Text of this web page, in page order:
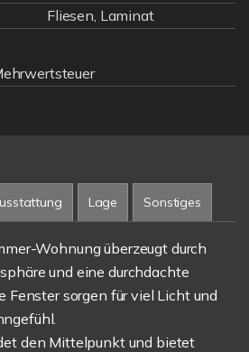
Fliesen, Laminat
Lage Sonstiges
Wohnung überzeugt durch
und eine durchdachte
Fenster sorgen für viel Licht und
den Mittelpunkt und bietet